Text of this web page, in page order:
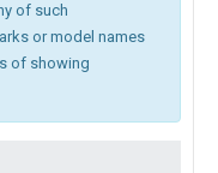
of such
or model names
of showing